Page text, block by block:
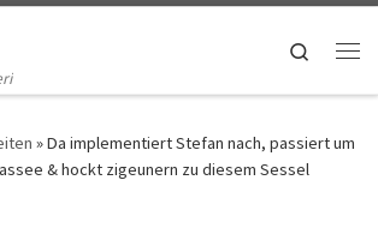
Search
»Da implementiert Stefan nach, passiert um
& hockt zigeunern zu diesem Sessel